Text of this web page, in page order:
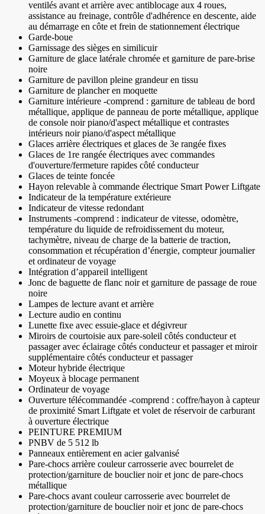
ventilés avant et arrière avec antiblocage aux 4 roues,
assistance au freinage, contrôle d'adhérence en descente, aide
au démarrage en côte et frein de stationnement électrique
Garde-boue
Garnissage des sièges en similicuir
Garniture de glace latérale chromée et garniture de pare-brise
noire
Garniture de pavillon pleine grandeur en tissu
Garniture de plancher en moquette
Garniture intérieure -comprend : garniture de tableau de bord
métallique, applique de panneau de porte métallique, applique
de console noir piano/d'aspect métallique et contrastes
intérieurs noir piano/d'aspect métallique
Glaces arrière électriques et glaces de 3e rangée fixes
Glaces de 1re rangée électriques avec commandes
d'ouverture/fermeture rapides côté conducteur
Glaces de teinte foncée
Hayon relevable à commande électrique Smart Power Liftgate
Indicateur de la température extérieure
Indicateur de vitesse redondant
Instruments -comprend : indicateur de vitesse, odomètre,
température du liquide de refroidissement du moteur,
tachymètre, niveau de charge de la batterie de traction,
consommation et récupération d’énergie, compteur journalier
et ordinateur de voyage
Intégration d’appareil intelligent
Jonc de baguette de flanc noir et garniture de passage de roue
noire
Lampes de lecture avant et arrière
Lecture audio en continu
Lunette fixe avec essuie-glace et dégivreur
Miroirs de courtoisie aux pare-soleil côtés conducteur et
passager avec éclairage côtés conducteur et passager et miroir
supplémentaire côtés conducteur et passager
Moteur hybride électrique
Moyeux à blocage permanent
Ordinateur de voyage
Ouverture télécommandée -comprend : coffre/hayon à capteur
de proximité Smart Liftgate et volet de réservoir de carburant
à ouverture électrique
PEINTURE PREMIUM
PNBV de 5 512 lb
Panneaux entièrement en acier galvanisé
Pare-chocs arrière couleur carrosserie avec bourrelet de
protection/garniture de bouclier noir et jonc de pare-chocs
métallique
Pare-chocs avant couleur carrosserie avec bourrelet de
protection/garniture de bouclier noir et jonc de pare-chocs